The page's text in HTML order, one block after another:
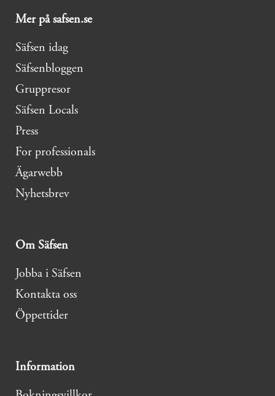
Mer på safsen.se
Säfsen idag
Säfsenbloggen
Gruppresor
Säfsen Locals
Press
For professionals
Ägarwebb
Nyhetsbrev
Om Säfsen
Jobba i Säfsen
Kontakta oss
Öppettider
Information